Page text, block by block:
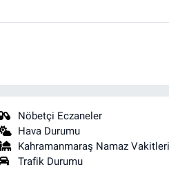
Nöbetçi Eczaneler
Hava Durumu
Kahramanmaraş Namaz Vakitleri
Trafik Durumu